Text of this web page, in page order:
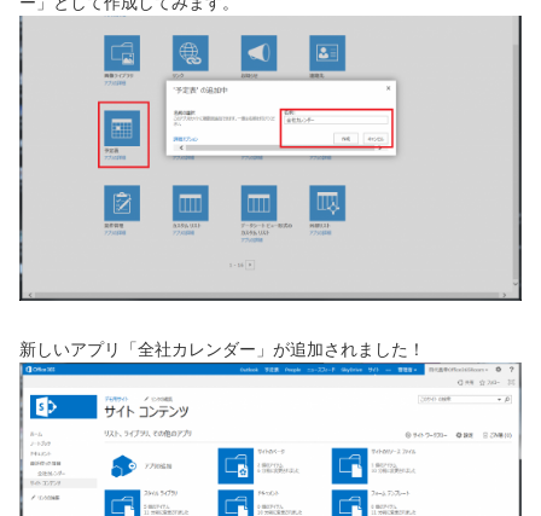
新しいアプリ「全社カレンダー」が追加されました！